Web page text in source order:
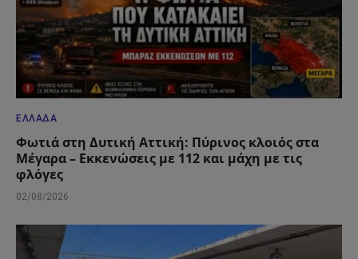
ΕΛΛΆΔΑ
Φωτιά στη Δυτική Αττική: Πύρινος κλοιός στα
Μέγαρα – Εκκενώσεις με 112 και μάχη με τις
φλόγες
02/08/2026